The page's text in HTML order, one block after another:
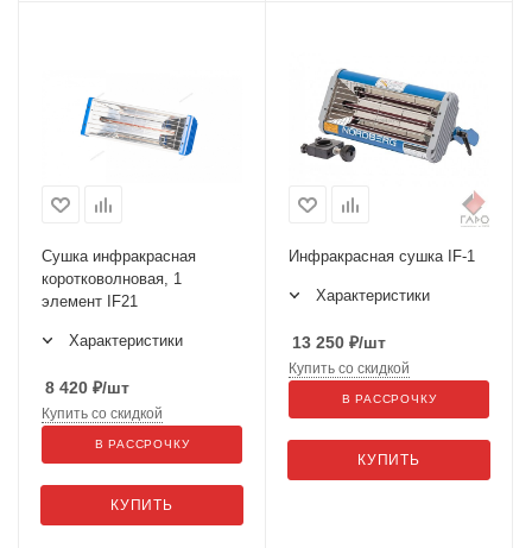
Сушка инфракрасная
коротковолновая, 1
элемент IF21
Характеристики
8 420 ₽/шт
КУПИТЬ
Купить со скидкой
В РАССРОЧКУ
Инфракрасная сушка IF-1
Характеристики
13 250 ₽/шт
КУПИТЬ
Купить со скидкой
В РАССРОЧКУ